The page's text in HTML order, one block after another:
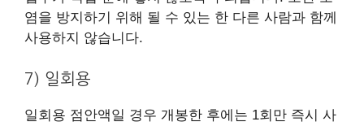
염을 방지하기 위해 될 수 있는 한 다른 사람과 함께
사용하지 않습니다.
7) 일회용
일회용 점안액일 경우 개봉한 후에는 1회만 즉시 사